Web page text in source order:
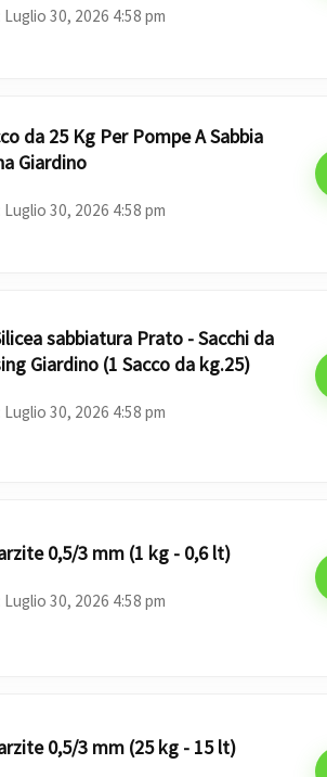
30, 2026 4:58 pm
da 25 Kg Per Pompe A Sabbia
Giardino
30, 2026 4:58 pm
sabbiatura Prato - Sacchi da
Giardino (1 Sacco da kg.25)
30, 2026 4:58 pm
0,5/3 mm (1 kg - 0,6 lt)
30, 2026 4:58 pm
0,5/3 mm (25 kg - 15 lt)